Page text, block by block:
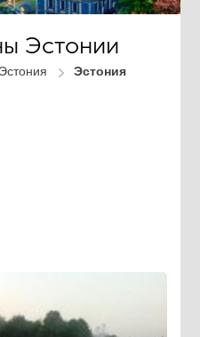
Эстонии
Эстония